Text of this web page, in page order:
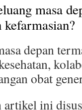
masa
kefarmasian?
depan
obat
ini